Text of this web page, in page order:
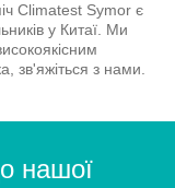
Climatest Symor є
у Китаї. Ми
зв'яжіться з нами.
нашої